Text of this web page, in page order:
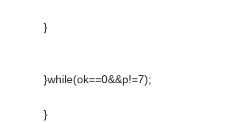
}
}while(ok==0&&p!=7);
}